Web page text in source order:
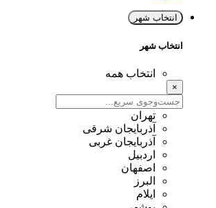
انتخاب شهر
انتخاب شهر
انتخاب همه
×
تهران
آذربایجان شرقی
آذربایجان غربی
اردبیل
اصفهان
البرز
ایلام